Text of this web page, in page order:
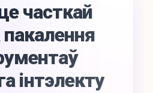
часткай
пакалення
інтэлекту